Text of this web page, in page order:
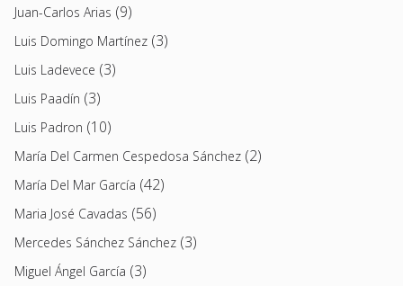
Juan-Carlos Arias (9)
Luis Domingo Martínez (3)
Luis Ladevece (3)
Luis Paadín (3)
Luis Padron (10)
María Del Carmen Cespedosa Sánchez (2)
María Del Mar García (42)
Maria José Cavadas (56)
Mercedes Sánchez Sánchez (3)
Miguel Ángel García (3)